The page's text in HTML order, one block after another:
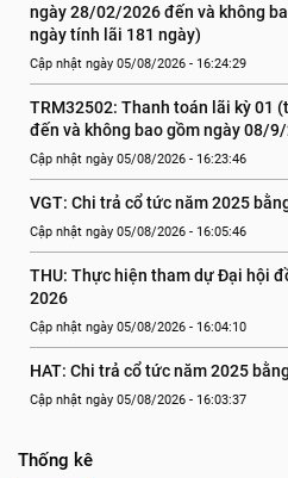
ngày 28/02/2026 đến và không
ngày tính lãi 181 ngày)
Cập nhật ngày 05/08/2026 - 16:24:29
TRM32502: Thanh toán lãi kỳ 01
đến và không bao gồm ngày 08/
Cập nhật ngày 05/08/2026 - 16:23:46
VGT: Chi trả cổ tức năm 2025
Cập nhật ngày 05/08/2026 - 16:05:46
THU: Thực hiện tham dự Đại hội
2026
Cập nhật ngày 05/08/2026 - 16:04:10
HAT: Chi trả cổ tức năm 2025
Cập nhật ngày 05/08/2026 - 16:03:37
Thống kê